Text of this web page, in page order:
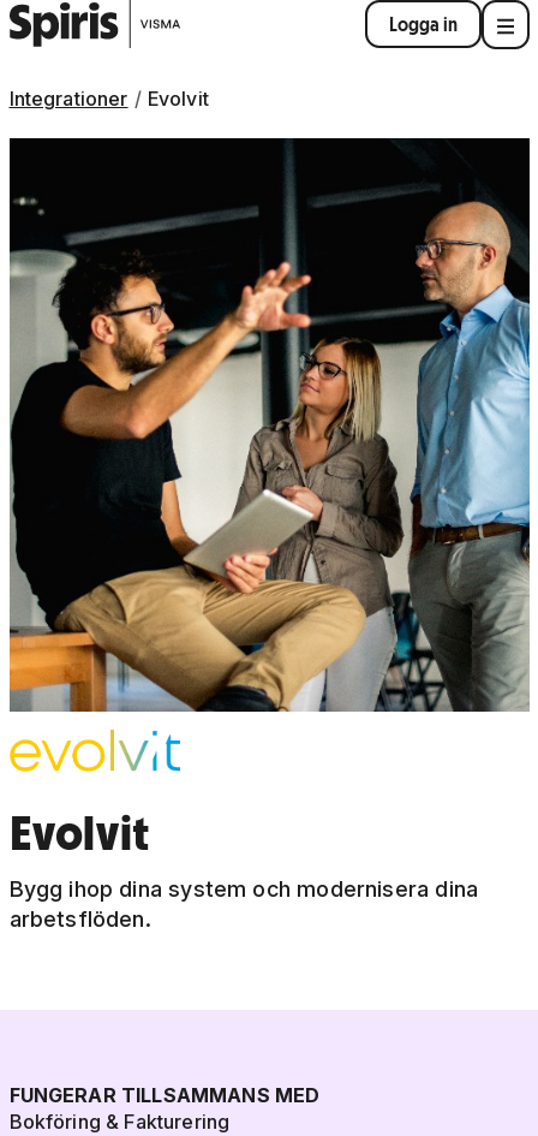
Logga in
Integrationer Evolvit
Evolvit
Bygg ihop dina system och modernisera dina
arbetsflöden.
FUNGERAR TILLSAMMANS MED
Bokföring & Fakturering